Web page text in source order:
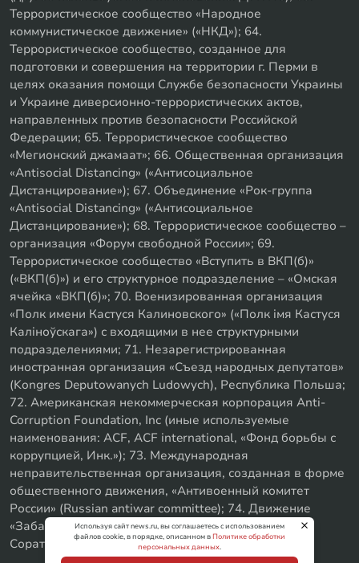
Террористическое сообщество «Народное
коммунистическое движение» («НКД»); 64.
Террористическое сообщество, созданное для
подготовки и совершения на территории г. Перми в
целях оказания помощи Службе безопасности Украины
и Украине диверсионно-террористических актов,
направленных против безопасности Российской
Федерации; 65. Террористическое сообщество
«Мегионский джамаат»; 66. Общественная организация
«Antisocial Distancing» («Антисоциальное
Дистанцирование»); 67. Объединение «Рок-группа
«Antisocial Distancing» («Антисоциальное
Дистанцирование»); 68. Террористическое сообщество –
организация «Форум свободной России»; 69.
Террористическое сообщество «Вступить в ВКП(б)»
(«ВКП(б)») и его структурное подразделение – «Омская
ячейка «ВКП(б)»; 70. Военизированная организация
«Полк имени Кастуся Калиновского» («Полк iмя Кастуся
Калiноўскага») с входящими в нее структурными
подразделениями; 71. Незарегистрированная
иностранная организация «Съезд народных депутатов»
(Kongres Deputowanych Ludowych), Республика Польша;
72. Американская некоммерческая корпорация Anti-
Corruption Foundation, Inc (иные используемые
наименования: ACF, ACF international, «Фонд борьбы с
коррупцией, Инк.»); 73. Международная
неправительственная организация, созданная в форме
общественного движения, «Антивоенный комитет
России» (Russian antiwar committee); 74. Движение
«Забайкальское левое объединение»; 75. «SxE
Соратники с Уфы»
Используя сайт news.ru, вы соглашаетесь с использованием
файлов cookie, в порядке, описанном вПолитике обработки
персональных данных.